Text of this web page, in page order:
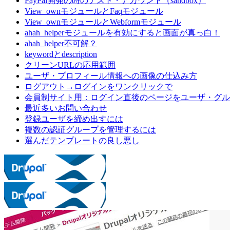
View_ownモジュールとFaqモジュール
View_ownモジュールとWebformモジュール
ahah_helperモジュールを有効にすると画面が真っ白！
ahah_helper不可解？
keywordとdescription
クリーンURLの応用範囲
ユーザ・プロフィール情報への画像の仕込み方
ログアウト→ログインをワンクリックで
会員制サイト用：ログイン直後のページをユーザ・グ
最近多いお問い合わせ
登録ユーザを締め出すには
複数の認証グループを管理するには
選んだテンプレートの良し悪し